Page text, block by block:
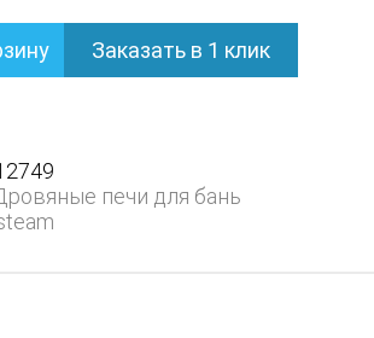
Заказать в 1 клик
печи для бань